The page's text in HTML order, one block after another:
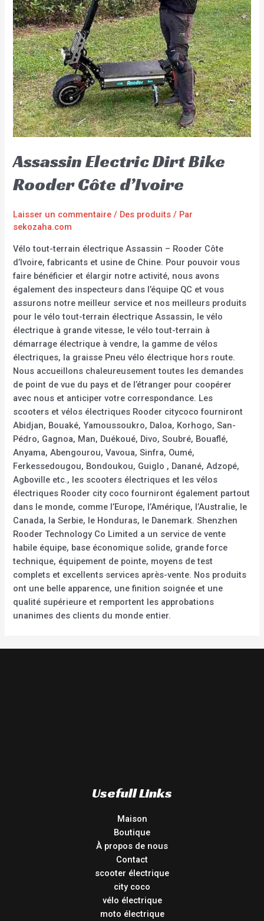
Assassin Electric Dirt Bike
Rooder Côte d’Ivoire
Laisser un commentaire / Des produits / Par
sekozaha.com
Vélo tout-terrain électrique Assassin – Rooder Côte
d’Ivoire, fabricants et usine de Chine. Pour pouvoir vous
faire bénéficier et élargir notre activité, nous avons
également des inspecteurs dans l’équipe QC et vous
assurons notre meilleur service et nos meilleurs produits
pour le vélo tout-terrain électrique Assassin, le vélo
électrique à grande vitesse, le vélo tout-terrain à
démarrage électrique à vendre, la gamme de vélos
électriques, la graisse Pneu vélo électrique hors route.
Nous accueillons chaleureusement toutes les demandes
de point de vue du pays et de l’étranger pour coopérer
avec nous et anticiper votre correspondance. Les
scooters et vélos électriques Rooder citycoco fourniront
Abidjan, Bouaké, Yamoussoukro, Daloa, Korhogo, San-
Pédro, Gagnoa, Man, Duékoué, Divo, Soubré, Bouaflé,
Anyama, Abengourou, Vavoua, Sinfra, Oumé,
Ferkessedougou, Bondoukou, Guiglo , Danané, Adzopé,
Agboville etc., les scooters électriques et les vélos
électriques Rooder city coco fourniront également partout
dans le monde, comme l’Europe, l’Amérique, l’Australie, le
Canada, la Serbie, le Honduras, le Danemark. Shenzhen
Rooder Technology Co Limited a un service de vente
habile équipe, base économique solide, grande force
technique, équipement de pointe, moyens de test
complets et excellents services après-vente. Nos produits
ont une belle apparence, une finition soignée et une
qualité supérieure et remportent les approbations
unanimes des clients du monde entier.
Usefull Links
Maison
Boutique
À propos de nous
Contact
scooter électrique
city coco
vélo électrique
moto électrique